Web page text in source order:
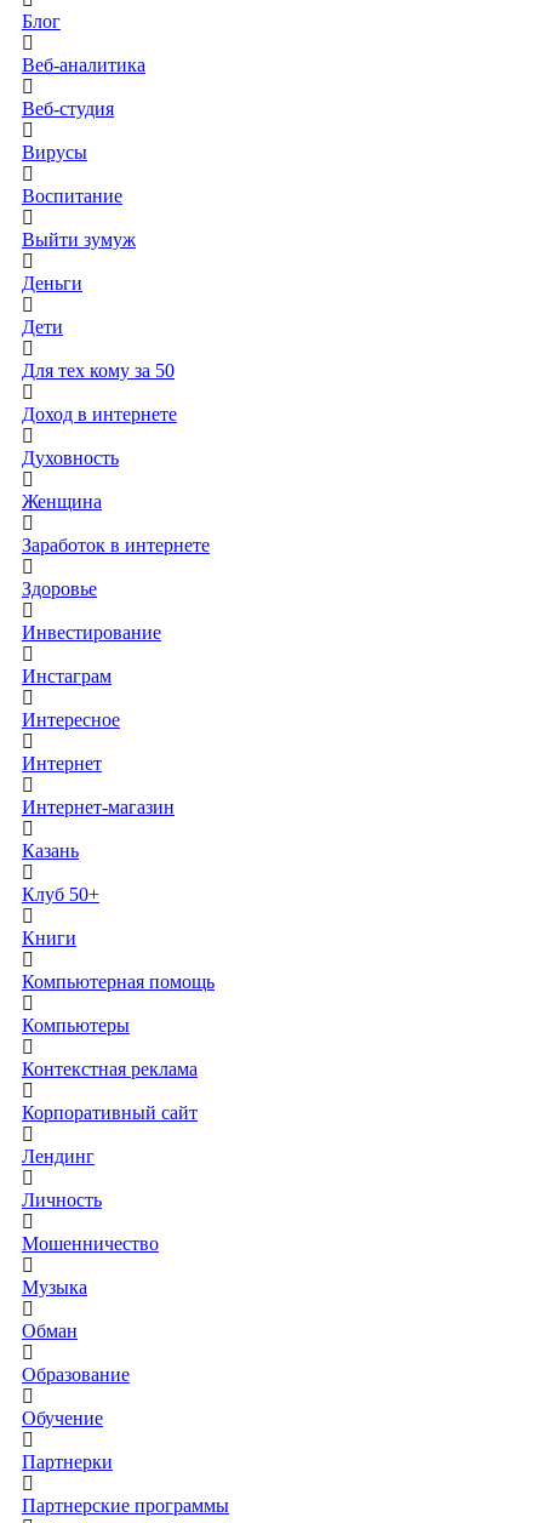
Блог
Веб-аналитика
Веб-студия
Вирусы
Воспитание
Выйти зумуж
Деньги
Дети
Для тех кому за 50
Доход в интернете
Духовность
Женщина
Заработок в интернете
Здоровье
Инвестирование
Инстаграм
Интересное
Интернет
Интернет-магазин
Казань
Клуб 50+
Книги
Компьютерная помощь
Компьютеры
Контекстная реклама
Корпоративный сайт
Лендинг
Личность
Мошенничество
Музыка
Обман
Образование
Обучение
Партнерки
Партнерские программы